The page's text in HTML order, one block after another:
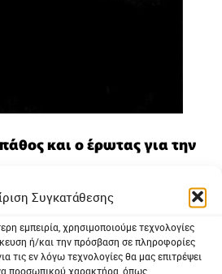
Συγκατάθεσης
εμπειρία, χρησιμοποιούμε τεχνολογίες
ή/και την πρόσβαση σε πληροφορίες
τις εν λόγω τεχνολογίες θα μας επιτρέψει
προσωπικού χαρακτήρα, όπως
και ο έρωτας για την
την τέχνη και ειδικά για το
στοιχεία που μας οδηγούν στην